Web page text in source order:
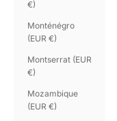
€)
Monténégro
(EUR €)
Montserrat (EUR
€)
Mozambique
(EUR €)